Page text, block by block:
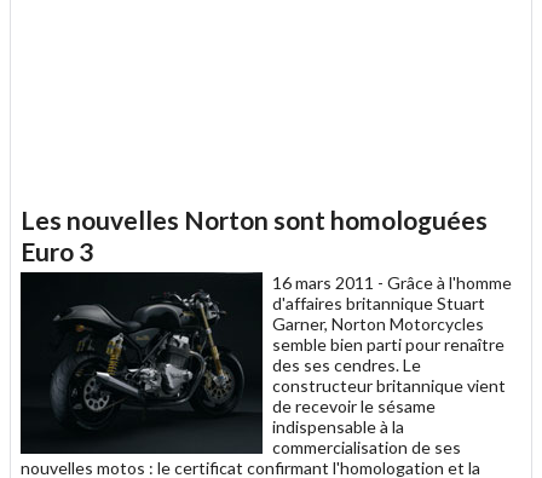
Les nouvelles Norton sont homologuées
Euro 3
16 mars 2011 - Grâce à l'homme
d'affaires britannique Stuart
Garner, Norton Motorcycles
semble bien parti pour renaître
des ses cendres. Le
constructeur britannique vient
de recevoir le sésame
indispensable à la
commercialisation de ses
nouvelles motos : le certificat confirmant l'homologation et la